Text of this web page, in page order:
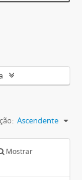
Ascendente
Mostrar